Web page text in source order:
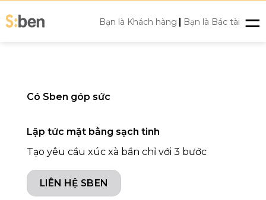
to
Bạn là Khách hàng | Bạn là Bác tài
Có Sben góp sức
Lập tức mặt bằng sạch tinh
Tạo yêu cầu xúc xà bần chỉ với 3 bước
LIÊN HỆ SBEN